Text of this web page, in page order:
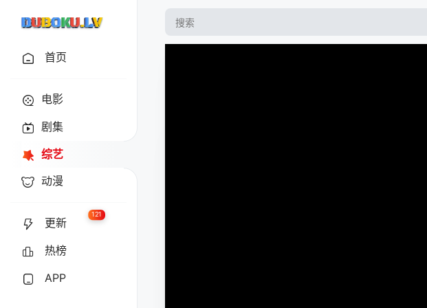
首页
电影
剧集
综艺
动漫
更新
121
热榜
APP